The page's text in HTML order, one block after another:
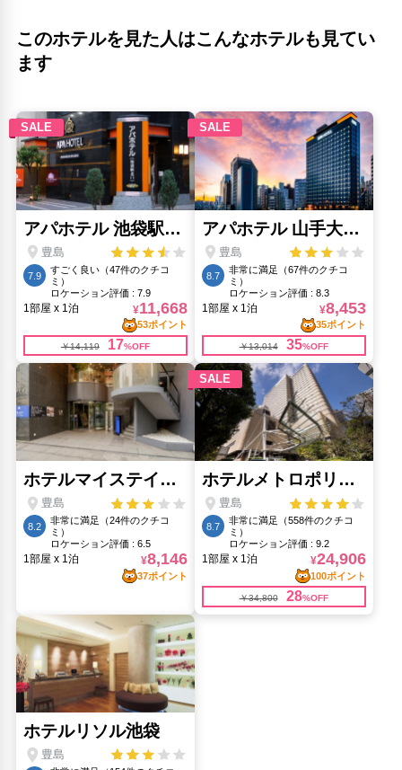
装束稲荷神社(1.9km)
西戸山公園(3.98km)
豊島区立公園(910m)
赤羽アピレ(4.36km)
マルジ 赤パンツ館(940m)
近藤勇の墓(840m)
駒込駅(2.11km)
人気スポット
上野恩賜公園(5.22km)
浅草寺(7.1km)
このホテルを見た人はこんなホテルも見てい
ます